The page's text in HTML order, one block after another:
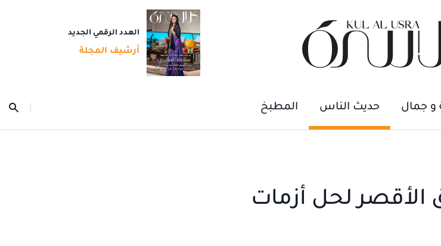
العدد الرقمي الجديد
أرشيف المجلة
جمال حديث الناس المطبخ
الأقصر لحل أزمات